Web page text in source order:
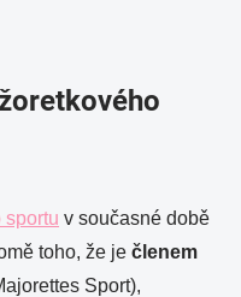
sportu v současné době
toho, že je členem
Sport),